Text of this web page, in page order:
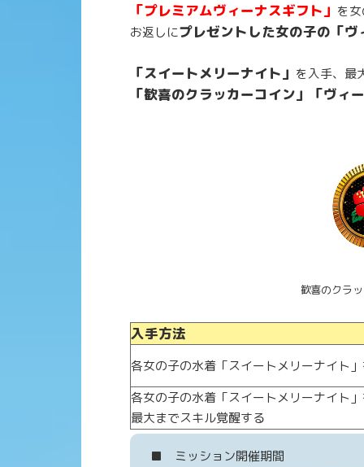
「プレミアムヴィーナスギフト」 を
お返しにプレゼントした女の子の「
「スイートメリーナイト」 を入手、最
「歓喜のクラッカーコイン」「ヴィ
歓喜のクラ
入手方法
各女の子の水着「スイートメリーナイト
各女の子の水着「スイートメリーナイト
最大までスキル覚醒する
■ ミッション開催期間